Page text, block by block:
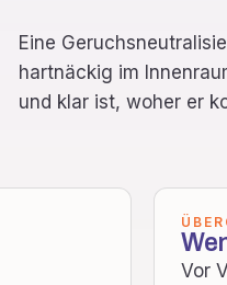
Eine
hartnäckig im
und klar ist, woher er
Vor